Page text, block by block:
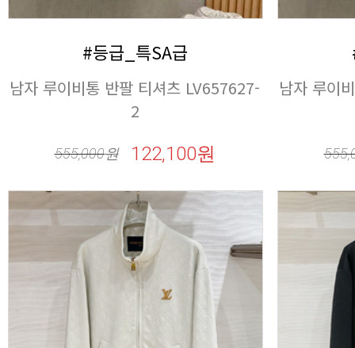
#등급_특SA급
2
555,000원 122,100원